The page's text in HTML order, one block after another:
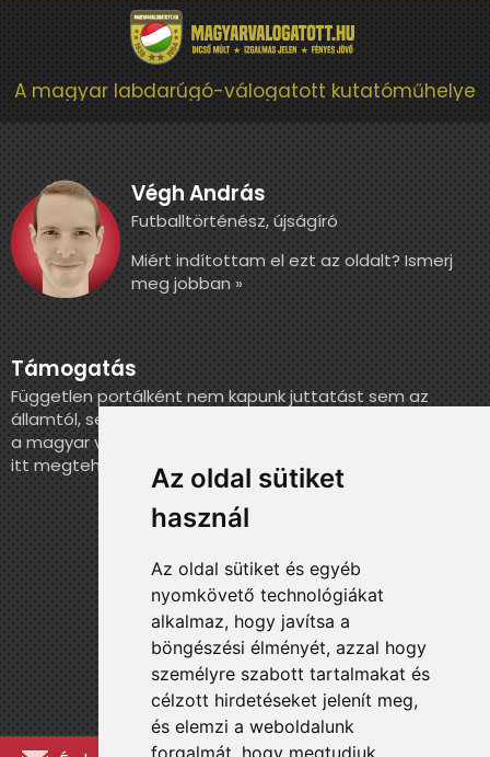
Az oldal sütiket
használ
Az oldal sütiket és egyéb
nyomkövető technológiákat
alkalmaz, hogy javítsa a
böngészési élményét, azzal hogy
személyre szabott tartalmakat és
célzott hirdetéseket jelenít meg,
és elemzi a weboldalunk
forgalmát, hogy megtudjuk
A magyar labdarúgó-válogatott kutatóműhelye
Végh András
Futballtörténész, újságíró
Miért indítottam el ezt az oldalt? Ismerj
meg jobban »
Támogatás
Független portálként nem kapunk juttatást sem az
államtól, sem más szervezettől. Ha szeretnél segíteni
a magyar válogatott történelmének feldolgozásában,
itt megteheted.